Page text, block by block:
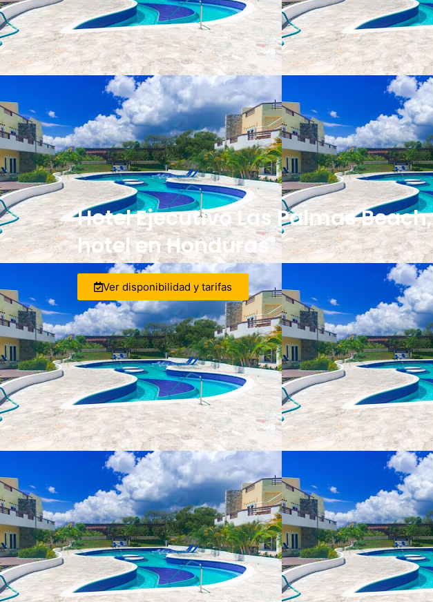
Hotel Ejecutivo Las Palmas Beach,
hotel en Honduras
Ver disponibilidad y tarifas